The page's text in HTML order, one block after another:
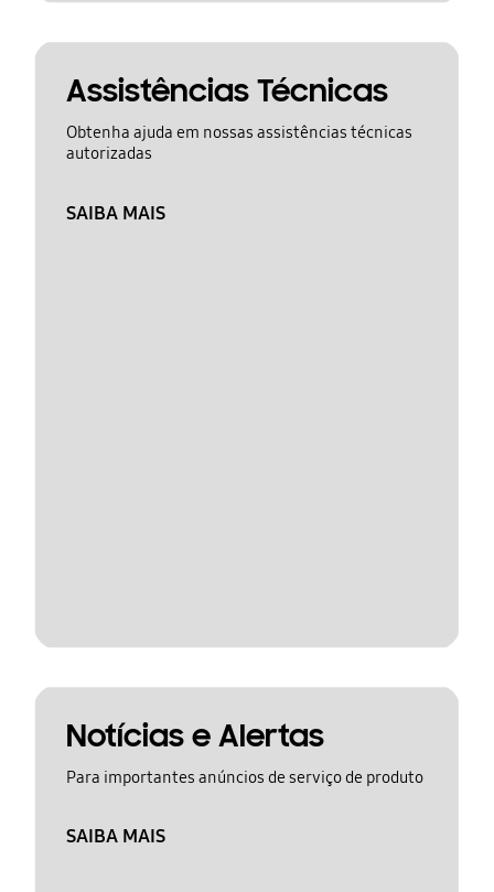
Assistências Técnicas
Obtenha ajuda em nossas assistências técnicas
autorizadas
SAIBA MAIS
Notícias e Alertas
Para importantes anúncios de serviço de produto
SAIBA MAIS